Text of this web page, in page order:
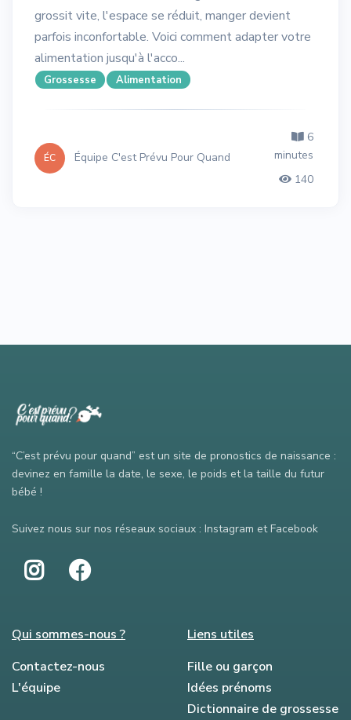
grossit vite, l'espace se réduit, manger devient
parfois inconfortable. Voici comment adapter votre
alimentation jusqu'à l'acco...
Grossesse Alimentation
ÉC Équipe C'est Prévu Pour Quand
6
minutes
140
“C’est prévu pour quand” est un site de pronostics de naissance :
devinez en famille la date, le sexe, le poids et la taille du futur
bébé !
Suivez nous sur nos réseaux sociaux : Instagram et Facebook
Qui sommes-nous ?
Contactez-nous
L'équipe
Liens utiles
Fille ou garçon
Idées prénoms
Dictionnaire de grossesse